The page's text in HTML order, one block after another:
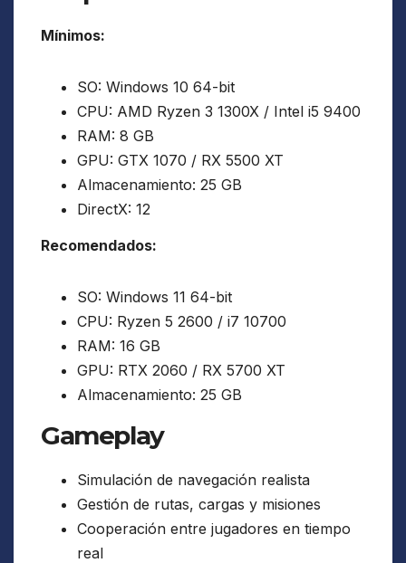
Mínimos:
SO: Windows 10 64-bit
CPU: AMD Ryzen 3 1300X / Intel i5 9400
RAM: 8 GB
GPU: GTX 1070 / RX 5500 XT
Almacenamiento: 25 GB
DirectX: 12
Recomendados:
SO: Windows 11 64-bit
CPU: Ryzen 5 2600 / i7 10700
RAM: 16 GB
GPU: RTX 2060 / RX 5700 XT
Almacenamiento: 25 GB
Gameplay
Simulación de navegación realista
Gestión de rutas, cargas y misiones
Cooperación entre jugadores en tiempo
real